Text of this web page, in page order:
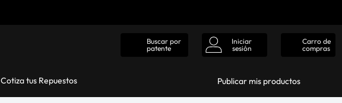
Buscar por
patente
Iniciar
sesión
Carro de
compras
Cotiza tus Repuestos Publicar mis productos